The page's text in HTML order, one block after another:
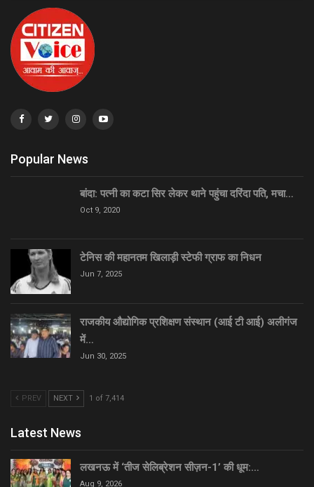
Popular News
बांदा: पत्नी का कटा सिर लेकर थाने पहुंचा दरिंदा पति, मचा…
Oct 9, 2020
टेनिस की महानतम खिलाड़ी स्टेफी ग्राफ का निधन
Jun 7, 2025
राजकीय औद्योगिक प्रशिक्षण संस्थान (आई टी आई) अलीगंज
में…
Jun 30, 2025
PREV NEXT 1 of 7,414
Latest News
लखनऊ में ‘तीज सेलिब्रेशन सीज़न-1’ की धूम:…
Aug 9, 2026